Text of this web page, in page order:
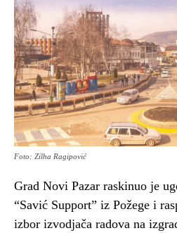
Foto: Zilha Ragipović
Grad Novi Pazar raskinuo je
“Savić Support” iz Požege i
izbor izvodjača radova na